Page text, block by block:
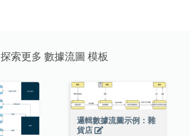
探索更多 數據流圖 模板
邏輯數據流圖示例：雜
貨店